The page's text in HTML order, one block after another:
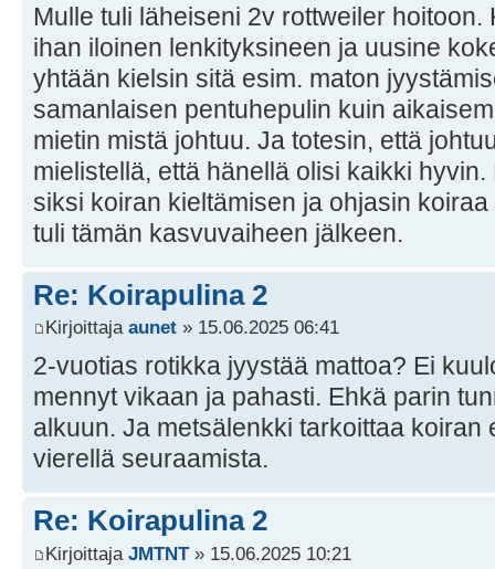
Mulle tuli läheiseni 2v rottweiler hoitoon.
ihan iloinen lenkityksineen ja uusine
yhtään kielsin sitä esim. maton
samanlaisen pentuhepulin kuin
mietin mistä johtuu. Ja totesin, että
mielistellä, että hänellä olisi kaikki
siksi koiran kieltämisen ja ohjasin
tuli tämän kasvuvaiheen jälkeen.
Re: Koirapulina 2
Kirjoittaja aunet » 15.06.2025 06:41
2-vuotias rotikka jyystää mattoa? Ei
mennyt vikaan ja pahasti. Ehkä parin
alkuun. Ja metsälenkki tarkoittaa koiran
vierellä seuraamista.
Re: Koirapulina 2
Kirjoittaja JMTNT» 15.06.2025 10:21